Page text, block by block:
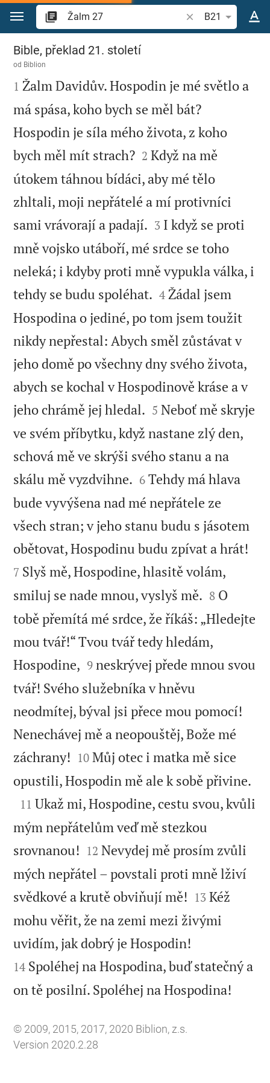
Přejít na obsah
Vyhledat biblický
B21
Žalm 27
Bible, překlad 21. století
od Biblion

1 Žalm Davidův. Hospodin je mé světlo a
má spása, koho bych se měl bát?
Hospodin je síla mého života, z koho
bych měl mít strach?
2 Když na mě
útokem táhnou bídáci, aby mé tělo
zhltali, moji nepřátelé a mí protivníci
sami vrávorají a padají. 

3 I když se proti
mně vojsko utáboří, mé srdce se toho
neleká; i kdyby proti mně vypukla válka, i
tehdy se budu spoléhat. 

4 Žádal jsem
Hospodina o jediné, po tom jsem toužit
nikdy nepřestal: Abych směl zůstávat v
jeho domě po všechny dny svého života,
abych se kochal v Hospodinově kráse a v
jeho chrámě jej hledal. 

5 Neboť mě skryje
ve svém příbytku, když nastane zlý den,
schová mě ve skrýši svého stanu a na
skálu mě vyzdvihne. 

6 Tehdy má hlava
bude vyvýšena nad mé nepřátele ze
všech stran; v jeho stanu budu s jásotem
obětovat, Hospodinu budu zpívat a hrát!
7 Slyš mě, Hospodine, hlasitě volám,
smiluj se nade mnou, vyslyš mě. 

8 O
tobě přemítá mé srdce, že říkáš: „Hledejte
mou tvář!“ Tvou tvář tedy hledám,
Hospodine, 

9 neskrývej přede mnou svou
tvář! Svého služebníka v hněvu
neodmítej, býval jsi přece mou pomocí!
Nenechávej mě a neopouštěj, Bože mé
záchrany! 

10 Můj otec i matka mě sice
opustili, Hospodin mě ale k sobě přivine.

11 Ukaž mi, Hospodine, cestu svou, kvůli
mým nepřátelům veď mě stezkou
srovnanou! 

12 Nevydej mě prosím zvůli
mých nepřátel – povstali proti mně lživí
svědkové a krutě obviňují mě! 

13 Kéž
mohu věřit, že na zemi mezi živými
uvidím, jak dobrý je Hospodin!
14 Spoléhej na Hospodina, buď statečný a
on tě posilní. Spoléhej na Hospodina!
© 2009, 2015, 2017, 2020 Biblion, z.s.
Version 2020.2.28